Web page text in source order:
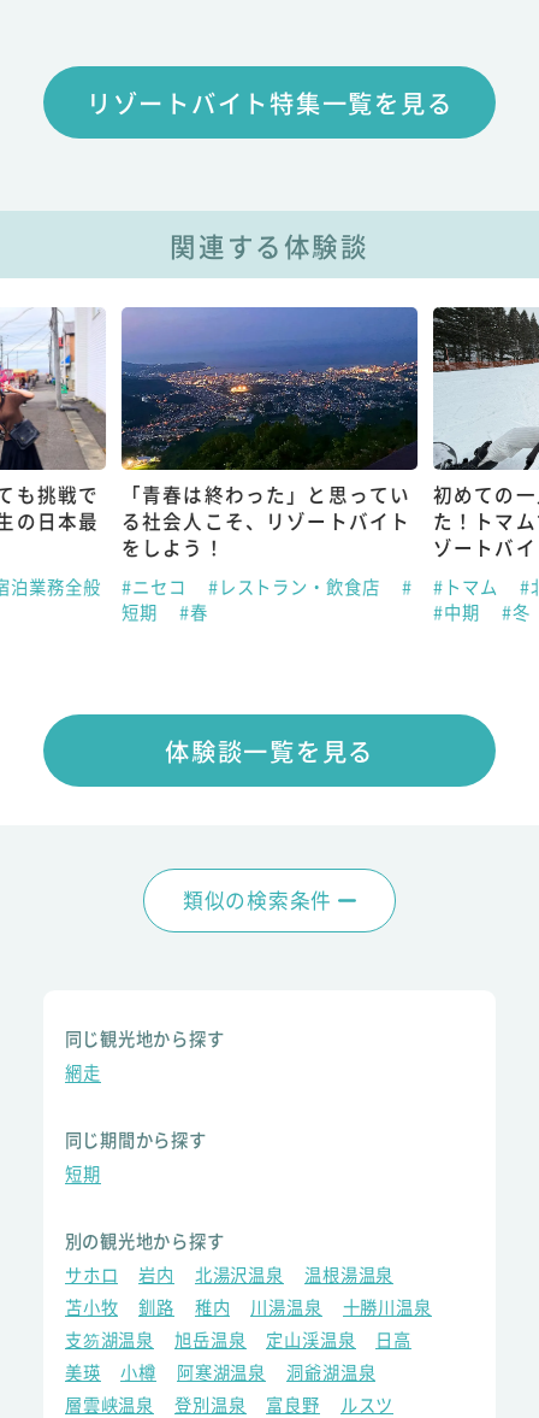
リゾートバイト特集一覧を見る
関連する体験談
も挑戦で
の日本最
泊業務全般
「青春は終わった」と思ってい
る社会人こそ、リゾートバイト
をしよう！
#ニセコ #レストラン・飲食店
#
短期
#春
初めての
た！トマ
ゾートバ
#トマム
#
#中期
#冬
体験談一覧を見る
類似の検索条件
同じ観光地から探す
網走
同じ期間から探す
短期
別の観光地から探す
サホロ
岩内 北湯沢温泉
温根湯温泉
苫小牧
釧路 稚内 川湯温泉
十勝川温泉
支笏湖温泉
旭岳温泉 定山渓温泉
日高
美瑛
小樽 阿寒湖温泉
洞爺湖温泉
層雲峡温泉
登別温泉 富良野
ルスツ